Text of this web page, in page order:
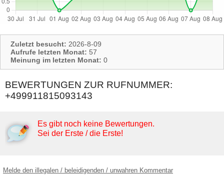
Zuletzt besucht: 2026-8-09
Aufrufe letzten Monat: 57
Meinung im letzten Monat: 0
BEWERTUNGEN ZUR RUFNUMMER:
+499911815093143
Es gibt noch keine Bewertungen.
Sei der Erste / die Erste!
Melde den illegalen / beleidigenden / unwahren Kommentar